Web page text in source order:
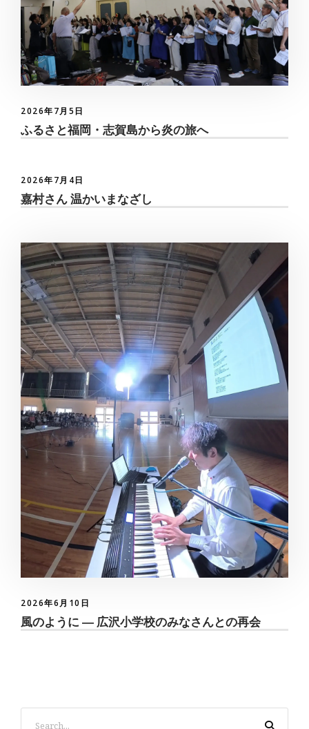
2026年7月5日
ふるさと福岡・志賀島から炎の旅へ
2026年7月4日
嘉村さん 温かいまなざし
2026年6月10日
風のように ― 広沢小学校のみなさんとの再会